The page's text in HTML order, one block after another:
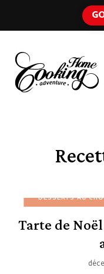
DESSERTS AU
Tarte de